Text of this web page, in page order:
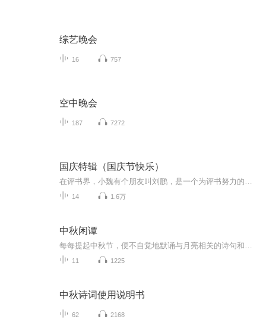
综艺晚会
16 757
空中晚会
187 7272
国庆特辑（国庆节快乐）
14 1.6万
中秋闲谭
11 1225
中秋诗词使用说明书
62 2168